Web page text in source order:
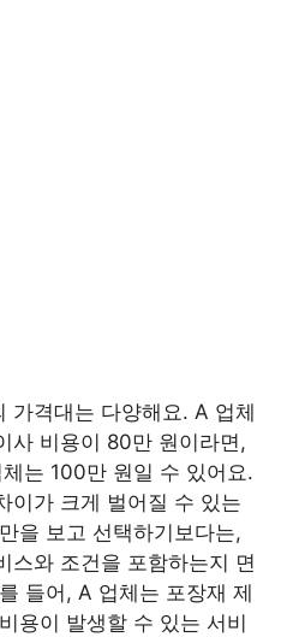
가격대는 다양해요. A 업체
사 비용이 80만 원이라면,
는 100만 원일 수 있어요.
이가 크게 벌어질 수 있는
을 보고 선택하기보다는,
스와 조건을 포함하는지 면
들어, A 업체는 포장재 제
용이 발생할 수 있는 서비